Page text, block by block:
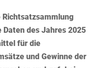
Richtsatzsammlung
des Jahres 2025
für die
und Gewinne der